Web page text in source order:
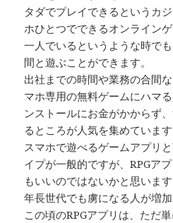
タダでプレイできるというカ
ホひとつでできるオンライン
一人でいるというような時で
間と遊ぶことができます。
出社までの時間や業務の合間
マホ専用の無料ゲームにハマ
ンストールにお金がかからず
るところが人気を集めています
スマホで遊べるゲームアプリ
イプが一般的ですが、RPGア
もいいのではないかと思いま
年長世代でも虜になる人が増加
この頃のRPGアプリは、ただ